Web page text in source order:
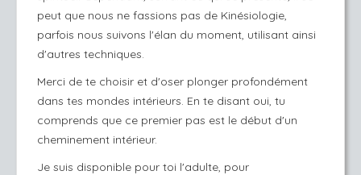
peut que nous ne fassions pas de Kinésiologie,
parfois nous suivons l'élan du moment, utilisant ainsi
d'autres techniques.
Merci de te choisir et d'oser plonger profondément
dans tes mondes intérieurs. En te disant oui, tu
comprends que ce premier pas est le début d'un
cheminement intérieur.
Je suis disponible pour toi l'adulte, pour